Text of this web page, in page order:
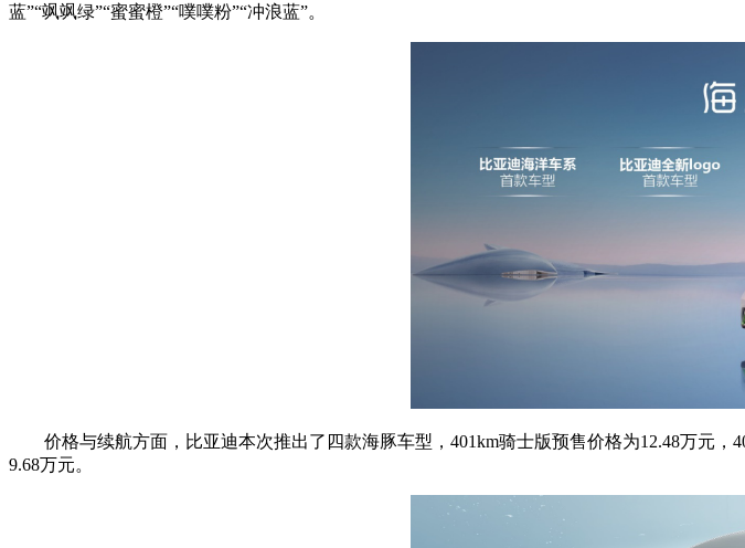
蓝”“飒飒绿”“蜜蜜橙”“噗噗粉”“冲浪蓝”。
价格与续航方面，比亚迪本次推出了四款海豚车型，401km骑士版预售价格为12.48万元
9.68万元。